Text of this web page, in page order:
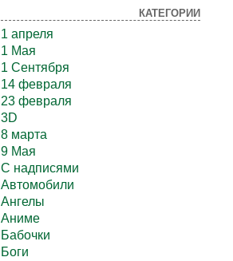
КАТЕГОРИИ
1 апреля
1 Мая
1 Сентября
14 февраля
23 февраля
3D
8 марта
9 Мая
C надписями
Автомобили
Ангелы
Аниме
Бабочки
Боги